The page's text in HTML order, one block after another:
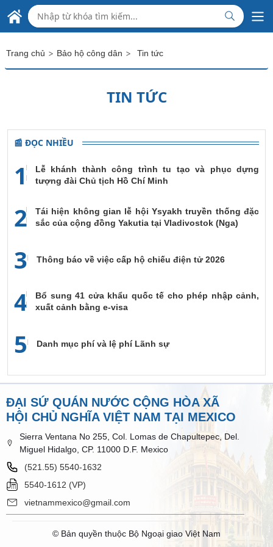
Skip to Main Content
ĐẠI SỨ QUÁN VIỆT NAM
TẠI MÊ-HI-CÔ
Trang chủ > Bảo hộ công dân > Tin tức
TIN TỨC
📰 ĐỌC NHIỀU
1
Lễ khánh thành công trình tu tạo và phục dựng
tượng đài Chủ tịch Hồ Chí Minh
2
Tái hiện không gian lễ hội Ysyakh truyền thống đặc
sắc của cộng đồng Yakutia tại Vladivostok (Nga)
3 Thông báo về việc cấp hộ chiếu điện tử 2026
4
Bổ sung 41 cửa khẩu quốc tế cho phép nhập cảnh,
xuất cảnh bằng e-visa
5 Danh mục phí và lệ phí Lãnh sự
ĐẠI SỨ QUÁN NƯỚC CỘNG HÒA XÃ
HỘI CHỦ NGHĨA VIỆT NAM TẠI MEXICO
Sierra Ventana No 255, Col. Lomas de Chapultepec, Del.
Miguel Hidalgo, CP. 11000 D.F. Mexico
(521.55) 5540-1632
5540-1612 (VP)
vietnammexico@gmail.com
© Bản quyền thuộc Bộ Ngoại giao Việt Nam